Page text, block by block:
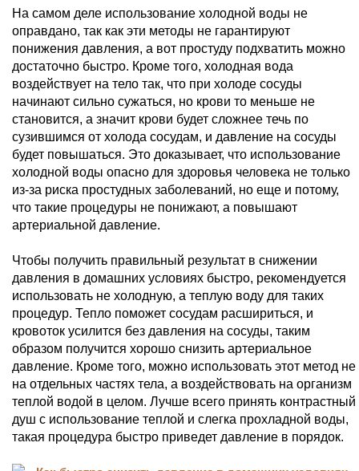
На самом деле использование холодной воды не
оправдано, так как эти методы не гарантируют
понижения давления, а вот простуду подхватить можно
достаточно быстро. Кроме того, холодная вода
воздействует на тело так, что при холоде сосуды
начинают сильно сужаться, но крови то меньше не
становится, а значит крови будет сложнее течь по
сузившимся от холода сосудам, и давление на сосуды
будет повышаться. Это доказывает, что использование
холодной воды опасно для здоровья человека не только
из-за риска простудных заболеваний, но еще и потому,
что такие процедуры не понижают, а повышают
артериальной давление.
Чтобы получить правильный результат в снижении
давления в домашних условиях быстро, рекомендуется
использовать не холодную, а теплую воду для таких
процедур. Тепло поможет сосудам расшириться, и
кровоток усилится без давления на сосуды, таким
образом получится хорошо снизить артериальное
давление. Кроме того, можно использовать этот метод не
на отдельных частях тела, а воздействовать на организм
теплой водой в целом. Лучше всего принять контрастный
душ с использование теплой и слегка прохладной воды,
такая процедура быстро приведет давление в порядок.